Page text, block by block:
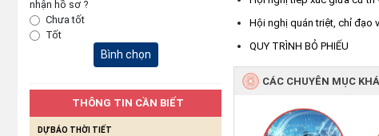
nhận hồ sơ ?
Chưa tốt
Tốt
Bình chọn
THÔNG TIN CẦN BIẾT
DỰ BÁO THỜI TIẾT
Hội nghị quán triệt, chỉ đạo
QUY TRÌNH BỎ PHIẾU
CÁC CHUYÊN MỤC